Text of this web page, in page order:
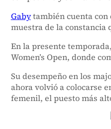
Gabytambién cuenta con
muestra de la
En la presente
Women’s Open, donde
Su desempeño en los
ahora volvió a colocarse
femenil, el puesto más